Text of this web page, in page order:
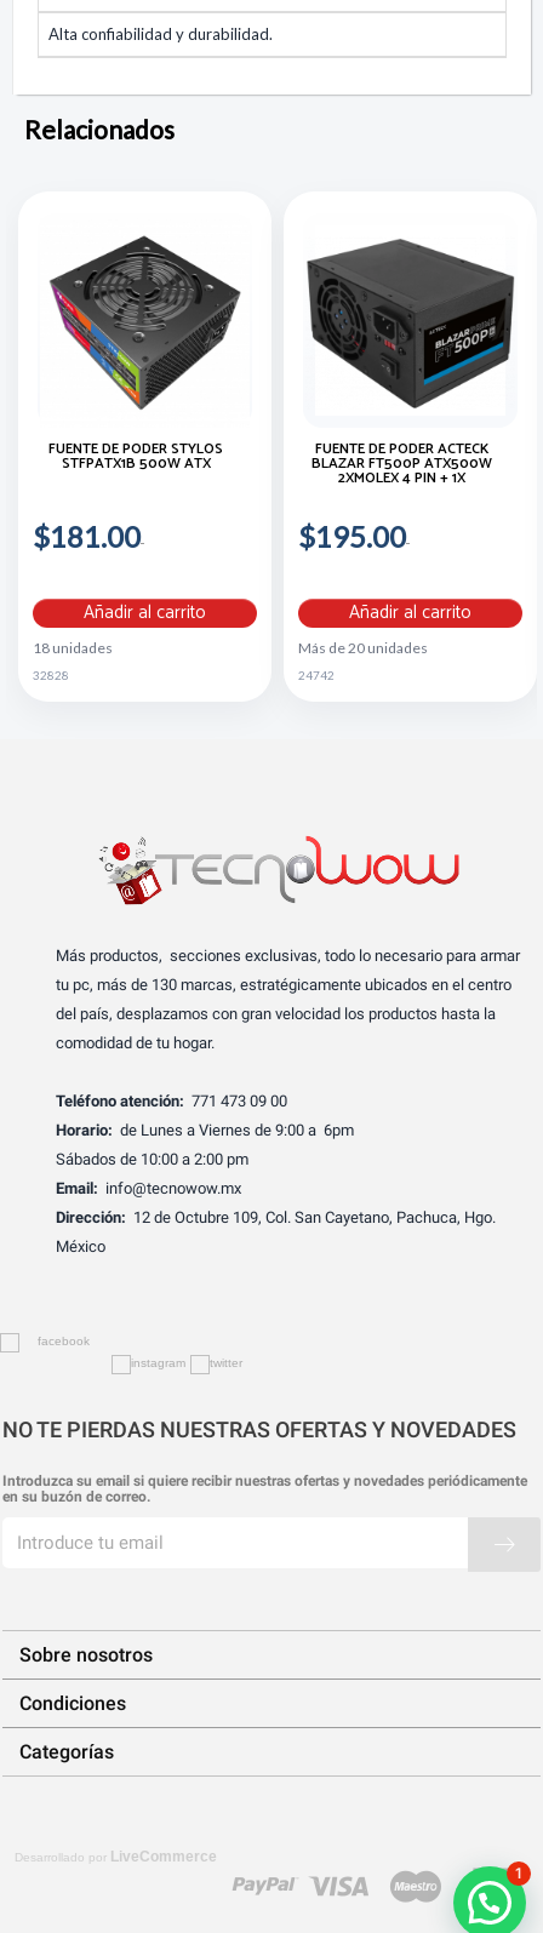
Alta confiabilidad y durabilidad.
Relacionados
FUENTE DE PODER STYLOS
STFPATX1B 500W ATX
$181.00
Añadir al carrito
18 unidades
32828
FUENTE DE PODER ACTECK
BLAZAR FT500P ATX500W
2XMOLEX 4 PIN + 1X
$195.00
Añadir al carrito
Más de 20 unidades
24742
Más productos, secciones exclusivas, todo lo necesario para armar
tu pc, más de 130 marcas, estratégicamente ubicados en el centro
del país, desplazamos con gran velocidad los productos hasta la
comodidad de tu hogar.
Teléfono atención: 771 473 09 00
Horario: de Lunes a Viernes de 9:00 a 6pm
Sábados de 10:00 a 2:00 pm
Email: info@tecnowow.mx
Dirección: 12 de Octubre 109, Col. San Cayetano, Pachuca, Hgo.
México
NO TE PIERDAS NUESTRAS OFERTAS Y NOVEDADES
Introduzca su email si quiere recibir nuestras ofertas y novedades periódicamente
en su buzón de correo.
Sobre nosotros
Condiciones
Categorías
Desarrollado por LiveCommerce
1